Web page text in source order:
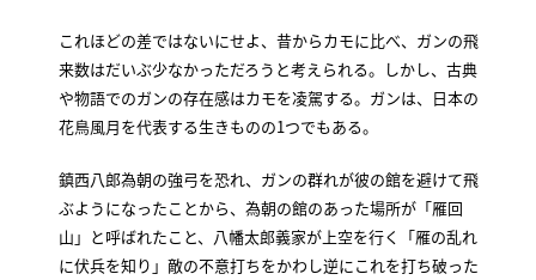
これほどの差ではないにせよ、昔からカモに比べ、ガンの飛
来数はだいぶ少なかっただろうと考えられる。しかし、古典
や物語でのガンの存在感はカモを凌駕する。ガンは、日本の
花鳥風月を代表する生きものの1つでもある。
鎮西八郎為朝の強弓を恐れ、ガンの群れが彼の館を避けて飛
ぶようになったことから、為朝の館のあった場所が「雁回
山」と呼ばれたこと、八幡太郎義家が上空を行く「雁の乱れ
に伏兵を知り」敵の不意打ちをかわし逆にこれを打ち破った